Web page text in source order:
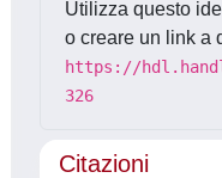
Utilizza questo
o creare un link a
https://
326
Citazioni